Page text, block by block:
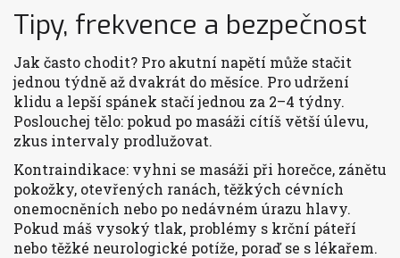
Tipy, frekvence a bezpečnost
Jak často chodit? Pro akutní napětí může stačit
jednou týdně až dvakrát do měsíce. Pro udržení
klidu a lepší spánek stačí jednou za 2–4 týdny.
Poslouchej tělo: pokud po masáži cítíš větší úlevu,
zkus intervaly prodlužovat.
Kontraindikace: vyhni se masáži při horečce, zánětu
pokožky, otevřených ranách, těžkých cévních
onemocněních nebo po nedávném úrazu hlavy.
Pokud máš vysoký tlak, problémy s krční páteří
nebo těžké neurologické potíže, poraď se s lékařem.